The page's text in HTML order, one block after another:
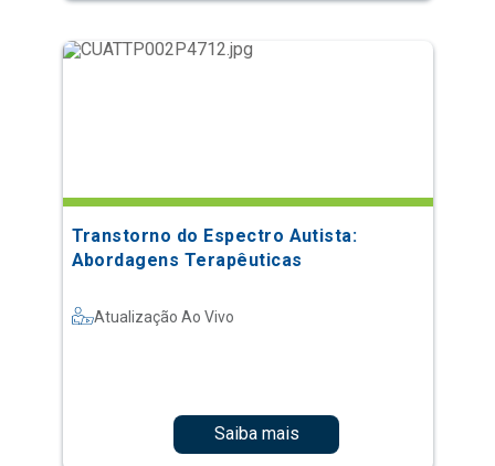
Transtorno do Espectro Autista:
Abordagens Terapêuticas
Atualização Ao Vivo
Saiba mais